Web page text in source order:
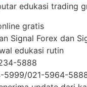
edukasi trading
gratis
Signal Forex dan
edukasi rutin
5888
5999/021-5964-